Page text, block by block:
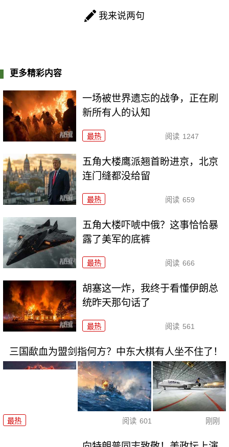
我来说两句
更多精彩内容
一场被世界遗忘的战争，正在刷
新所有人的认知
最热 阅读 1247
五角大楼鹰派翘首盼进京，北京
连门缝都没给留
最热 阅读 659
五角大楼吓唬中俄？这事恰恰暴
露了美军的底裤
最热 阅读 666
胡塞这一炸，我终于看懂伊朗总
统昨天那句话了
最热 阅读 561
三国歃血为盟剑指何方？中东大棋有人坐不住了！
最热 阅读 601 刚刚